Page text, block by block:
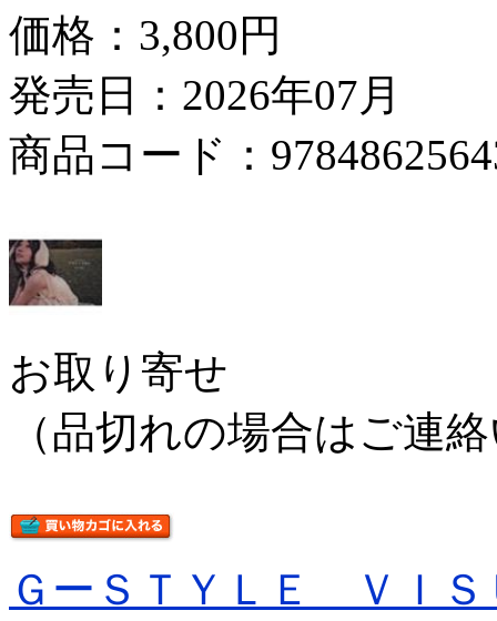
価格： 3,800円
発売日：2026年07月
商品コード：
お取り寄せ
（品切れの場合はご連
ＧーＳＴＹＬＥ ＶＩ